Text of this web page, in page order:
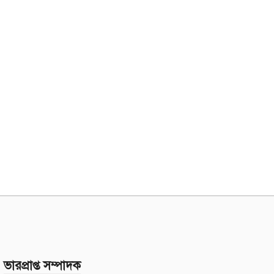
ভারপ্রাপ্ত সম্পাদক